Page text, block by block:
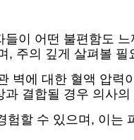
이 어떤 불편함도 느
, 주의 깊게 살펴볼 필
벽에 대한 혈액 압력
결합될 경우 의사
할 수 있으며, 이는